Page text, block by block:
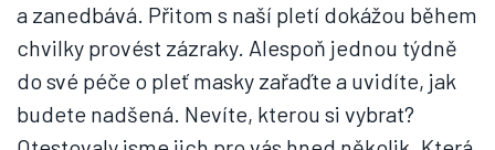
a zanedbává. Přitom s naší pletí dokážou během
chvilky provést zázraky. Alespoň jednou týdně
do své péče o pleť masky zařaďte a uvidíte, jak
budete nadšená. Nevíte, kterou si vybrat?